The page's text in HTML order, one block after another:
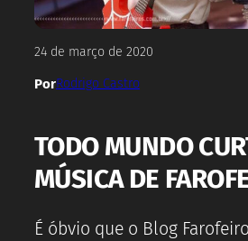
24 de março de 2020
PorRodrigo Castro
TODO MUNDO
MÚSICA DE
É óbvio que o Blog